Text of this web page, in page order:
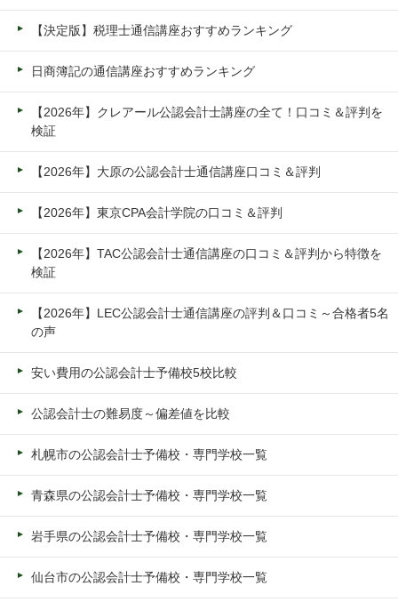
【決定版】税理士通信講座おすすめランキング
日商簿記の通信講座おすすめランキング
【2026年】クレアール公認会計士講座の全て！口コミ＆評判を
検証
【2026年】大原の公認会計士通信講座口コミ＆評判
【2026年】東京CPA会計学院の口コミ＆評判
【2026年】TAC公認会計士通信講座の口コミ＆評判から特徴を
検証
【2026年】LEC公認会計士通信講座の評判＆口コミ～合格者5名
の声
安い費用の公認会計士予備校5校比較
公認会計士の難易度～偏差値を比較
札幌市の公認会計士予備校・専門学校一覧
青森県の公認会計士予備校・専門学校一覧
岩手県の公認会計士予備校・専門学校一覧
仙台市の公認会計士予備校・専門学校一覧